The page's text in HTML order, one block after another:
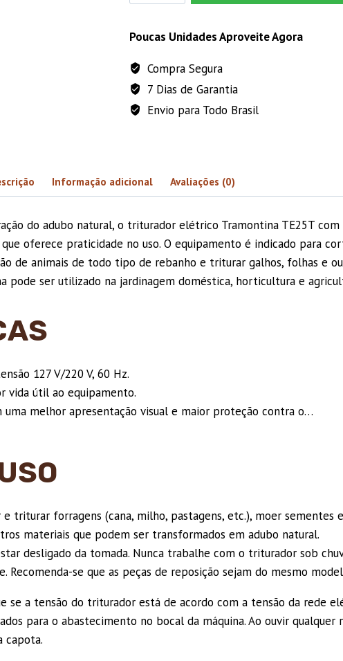
2
TE25T
quantidade
Poucas Unidades Aproveite Agora
Compra Segura
7 Dias de Garantia
Envio para Todo Brasil
Informação adicional Avaliações (0)
do adubo natural, o triturador elétrico Tramontina TE25T
oferece praticidade no uso. O equipamento é indicado para
de animais de todo tipo de rebanho e triturar galhos, folhas e
pode ser utilizado na jardinagem doméstica, horticultura e
127 V/220 V, 60 Hz.
vida útil ao equipamento.
melhor apresentação visual e maior proteção contra o…
e triturar forragens (cana, milho, pastagens, etc.), moer sementes
materiais que podem ser transformados em adubo natural.
desligado da tomada. Nunca trabalhe com o triturador sob
se que as peças de reposição sejam do mesmo
se a tensão do triturador está de acordo com a tensão da rede
para o abastecimento no bocal da máquina. Ao ouvir
capota.